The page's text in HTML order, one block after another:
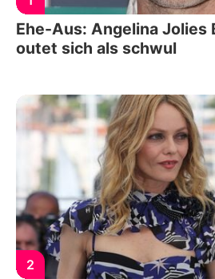
Ehe-Aus: Angelina Jolies
outet sich als schwul
2